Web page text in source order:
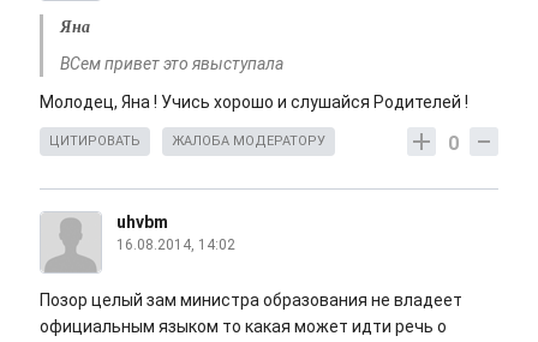
Яна
ВСем привет это явыступала
Молодец, Яна ! Учись хорошо и слушайся Родителей !
0
ЦИТИРОВАТЬ ЖАЛОБА МОДЕРАТОРУ
uhvbm
16.08.2014, 14:02
Позор целый зам министра образования не владеет
официальным языком то какая может идти речь о